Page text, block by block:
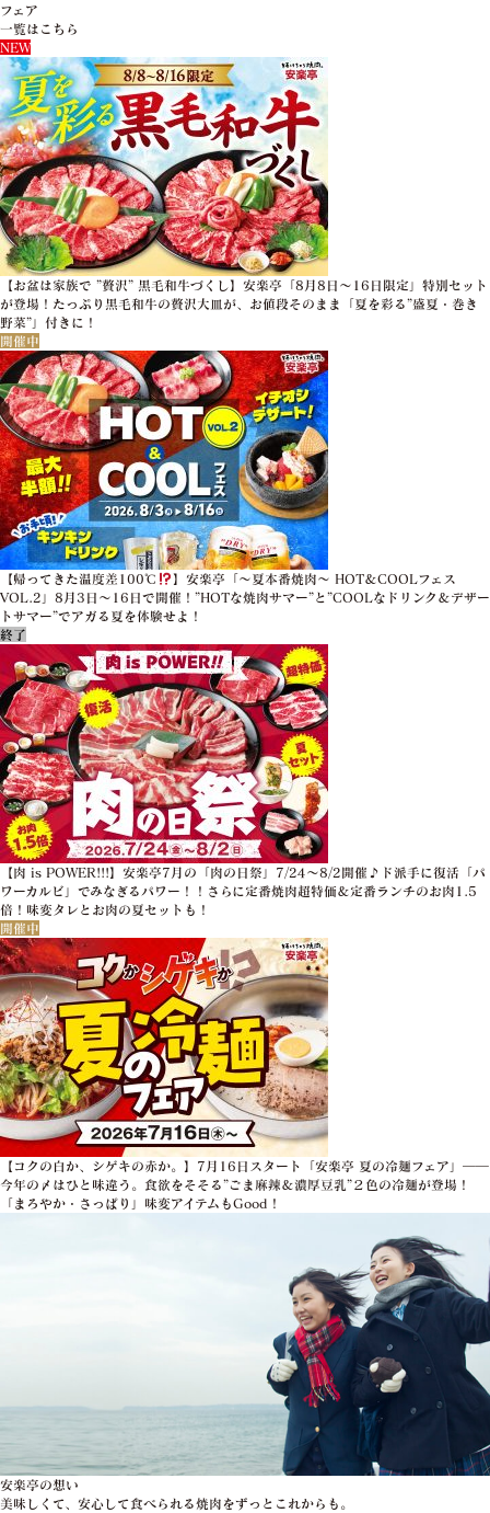
フェア
一覧はこちら
NEW
【お盆は家族で ”贅沢” 黒毛和牛づくし】安楽亭「8月8日～16日限定」特別セット
が登場！たっぷり黒毛和牛の贅沢大皿が、お値段そのまま「夏を彩る”盛夏・巻き
野菜”」付きに！
開催中
【帰ってきた温度差100℃
】安楽亭「～夏本番焼肉～ HOT＆COOLフェス
VOL.2」8月3日～16日で開催！”HOTな焼肉サマー”と”COOLなドリンク＆デザー
トサマー”でアガる夏を体験せよ！
終了
【肉 is POWER!!!】安楽亭7月の「肉の日祭」7/24～8/2開催♪ド派手に復活「パ
ワーカルビ」でみなぎるパワー！！さらに定番焼肉超特価＆定番ランチのお肉1.5
倍！味変タレとお肉の夏セットも！
開催中
【コクの白か、シゲキの赤か。】7月16日スタート「安楽亭 夏の冷麺フェア」――
今年の〆はひと味違う。食欲をそそる”ごま麻辣＆濃厚豆乳”２色の冷麺が登場！
「まろやか・さっぱり」味変アイテムもGood！
安楽亭の想い
美味しくて、安心して食べられる焼肉をずっとこれからも。